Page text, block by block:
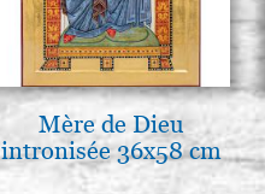
Mère de Dieu
intronisée 36x58 cm